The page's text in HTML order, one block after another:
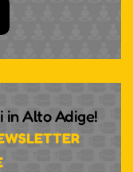
in Alto Adige!